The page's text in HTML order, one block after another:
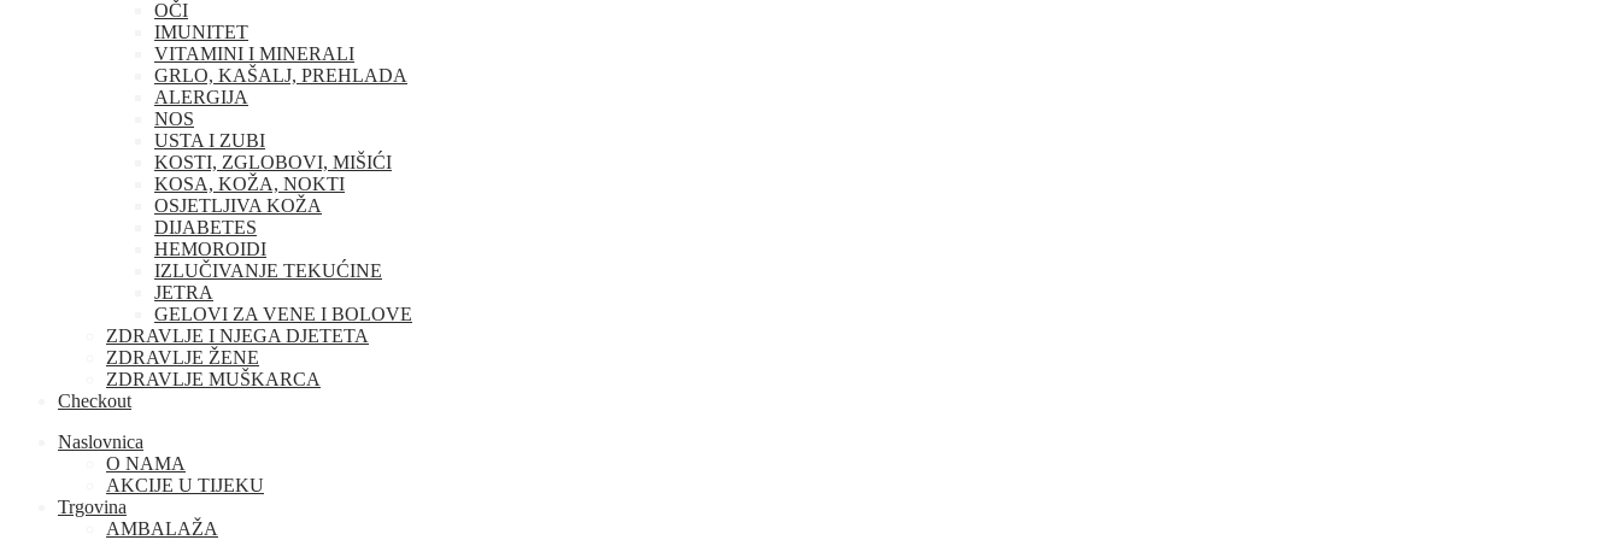
OČI
IMUNITET
VITAMINI I MINERALI
GRLO, KAŠALJ, PREHLADA
ALERGIJA
NOS
USTA I ZUBI
KOSTI, ZGLOBOVI, MIŠIĆI
KOSA, KOŽA, NOKTI
OSJETLJIVA KOŽA
DIJABETES
HEMOROIDI
IZLUČIVANJE TEKUĆINE
JETRA
GELOVI ZA VENE I BOLOVE
ZDRAVLJE I NJEGA DJETETA
ZDRAVLJE ŽENE
ZDRAVLJE MUŠKARCA
Checkout
Naslovnica
O NAMA
AKCIJE U TIJEKU
Trgovina
AMBALAŽA